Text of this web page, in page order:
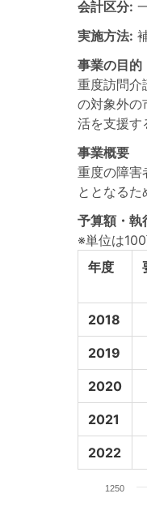
会計区分:
実施方法:
事業の目的
重度訪問介
の対象外の
活を支援す
事業概要
重度の障害
ととなるた
予算額・執
※単位は
年度
2018
2019
2020
2021
2022
1250